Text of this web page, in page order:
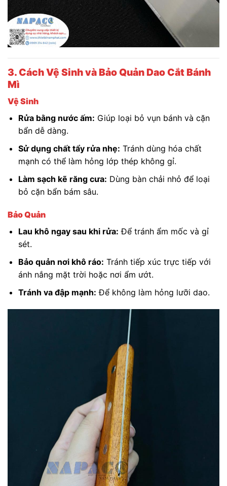
3. Cách Vệ Sinh và Bảo Quản Dao Cắt Bánh
Mì
Vệ Sinh
Rửa bằng nước ấm: Giúp loại bỏ vụn bánh và cặn
bẩn dễ dàng.
Sử dụng chất tẩy rửa nhẹ: Tránh dùng hóa chất
mạnh có thể làm hỏng lớp thép không gỉ.
Làm sạch kẽ răng cưa: Dùng bàn chải nhỏ để loại
bỏ cặn bẩn bám sâu.
Bảo Quản
Lau khô ngay sau khi rửa: Để tránh ẩm mốc và gỉ
sét.
Bảo quản nơi khô ráo: Tránh tiếp xúc trực tiếp với
ánh nắng mặt trời hoặc nơi ẩm ướt.
Tránh va đập mạnh: Để không làm hỏng lưỡi dao.